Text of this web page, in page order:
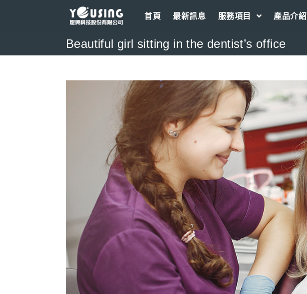
首頁 最新訊息 服務項目 產品介紹
Beautiful girl sitting in the dentist’s office